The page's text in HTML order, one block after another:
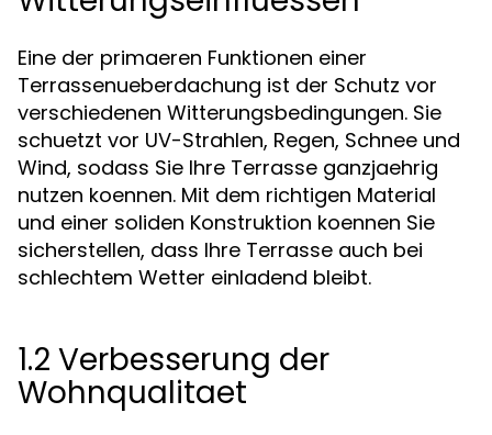
Eine der primaeren Funktionen einer
Terrassenueberdachung ist der Schutz vor
verschiedenen Witterungsbedingungen. Sie
schuetzt vor UV-Strahlen, Regen, Schnee und
Wind, sodass Sie Ihre Terrasse ganzjaehrig
nutzen koennen. Mit dem richtigen Material
und einer soliden Konstruktion koennen Sie
sicherstellen, dass Ihre Terrasse auch bei
schlechtem Wetter einladend bleibt.
1.2 Verbesserung der
Wohnqualitaet